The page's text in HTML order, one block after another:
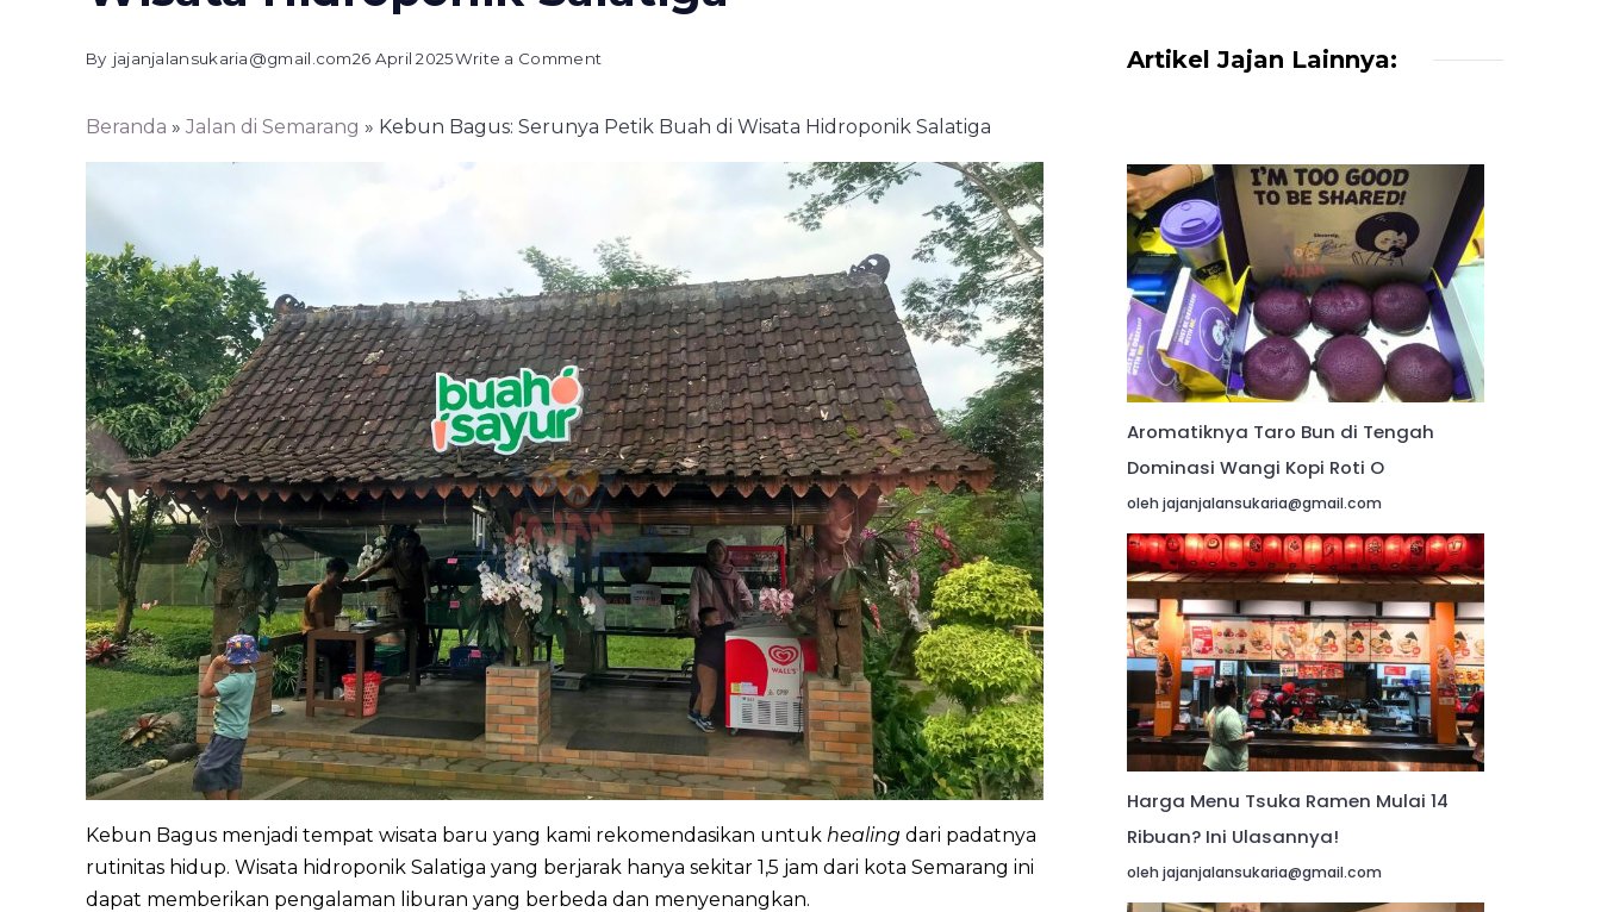
By jajanjalansukaria@gmail.com26 April 2025Write a Comment
Bagus:
di
Wisata
Hidroponik
Salatiga
Beranda » Jalan di Semarang » Kebun Bagus: Serunya Petik Buah di Wisata Hidroponik Salatiga
Kebun Bagus menjadi tempat wisata baru yang kami rekomendasikan untuk healing dari padatnya
rutinitas hidup. Wisata hidroponik Salatiga yang berjarak hanya sekitar 1,5 jam dari kota Semarang ini
dapat memberikan pengalaman liburan yang berbeda dan menyenangkan.
Artikel Jajan Lainnya:
Aromatiknya Taro Bun di Tengah
Dominasi Wangi Kopi Roti O
oleh jajanjalansukaria@gmail.com
Harga Menu Tsuka Ramen Mulai 14
Ribuan? Ini Ulasannya!
oleh jajanjalansukaria@gmail.com